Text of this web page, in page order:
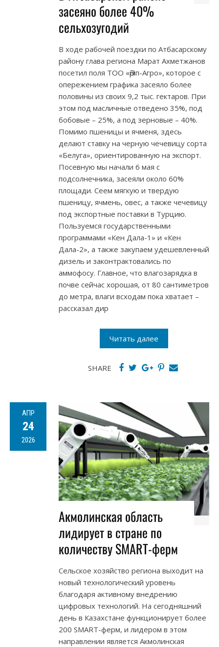
засеяно более 40%
сельхозугодий
В ходе рабочей поездки по Атбасарскому
району глава региона Марат Ахметжанов
посетил поля ТОО «Әріп-Агро», которое с
опережением графика засеяло более
половины из своих 9,2 тыс. гектаров. При
этом под масличные отведено 35%, под
бобовые – 25%, а под зерновые – 40%.
Помимо пшеницы и ячменя, здесь
делают ставку на черную чечевицу сорта
«Белуга», ориентированную на экспорт.
Посевную мы начали 6 мая с
подсолнечника, засеяли около 60%
площади. Сеем мягкую и твердую
пшеницу, ячмень, овес, а также чечевицу
под экспортные поставки в Турцию.
Пользуемся государственными
программами «Кен Дала-1» и «Кен
Дала-2», а также закупаем удешевленный
дизель и законтрактовались по
аммофосу. Главное, что влагозарядка в
почве сейчас хорошая, от 80 сантиметров
до метра, влаги всходам пока хватает –
рассказал дир
Читать далее
SHARE
АПР
24
2026
Акмолинская область
лидирует в стране по
количеству SMART-ферм
Сельское хозяйство региона выходит на
новый технологический уровень
благодаря активному внедрению
цифровых технологий. На сегодняшний
день в Казахстане функционирует более
200 SMART-ферм, и лидером в этом
направлении является Акмолинская